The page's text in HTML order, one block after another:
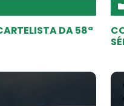
DA 58ª